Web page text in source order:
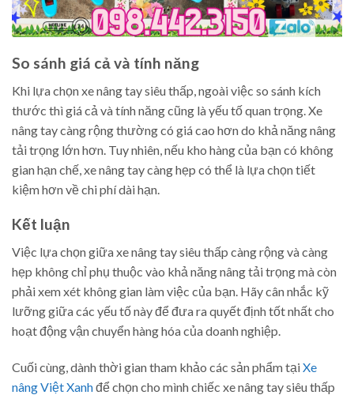
So sánh giá cả và tính năng
Khi lựa chọn xe nâng tay siêu thấp, ngoài việc so sánh kích
thước thì giá cả và tính năng cũng là yếu tố quan trọng. Xe
nâng tay càng rộng thường có giá cao hơn do khả năng nâng
tải trọng lớn hơn. Tuy nhiên, nếu kho hàng của bạn có không
gian hạn chế, xe nâng tay càng hẹp có thể là lựa chọn tiết
kiệm hơn về chi phí dài hạn.
Kết luận
Việc lựa chọn giữa xe nâng tay siêu thấp càng rộng và càng
hẹp không chỉ phụ thuộc vào khả năng nâng tải trọng mà còn
phải xem xét không gian làm việc của bạn. Hãy cân nhắc kỹ
lưỡng giữa các yếu tố này để đưa ra quyết định tốt nhất cho
hoạt động vận chuyển hàng hóa của doanh nghiệp.
Cuối cùng, dành thời gian tham khảo các sản phẩm tạiXe
nâng Việt Xanhđể chọn cho mình chiếc xe nâng tay siêu thấp